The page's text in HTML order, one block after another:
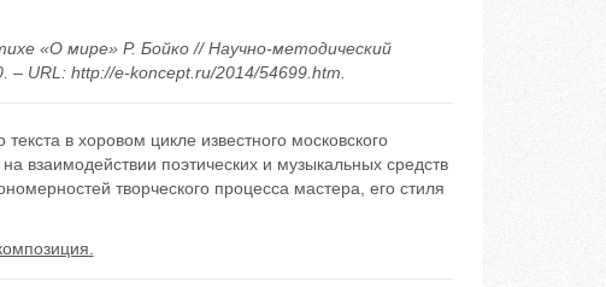
«О мире» Р. Бойко // Научно-методический
URL: http://e-koncept.ru/2014/54699.htm.
в хоровом цикле известного московского
взаимодействии поэтических и музыкальных средств
творческого процесса мастера, его стиля